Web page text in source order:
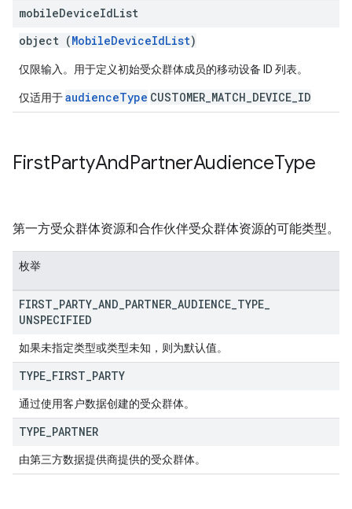
mobileDeviceIdList
object (MobileDeviceIdList)
仅限输入。用于定义初始受众群体成员的移动设备 ID 列表。
仅适用于audienceType CUSTOMER_MATCH_DEVICE_ID
FirstPartyAndPartnerAudienceType
第一方受众群体资源和合作伙伴受众群体资源的可能类型。
枚举
FIRST PARTY AND PARTNER AUDIENCE TYPE
UNSPECIFIED
如果未指定类型或类型未知，则为默认值。
TYPE FIRST PARTY
通过使用客户数据创建的受众群体。
TYPE PARTNER
由第三方数据提供商提供的受众群体。